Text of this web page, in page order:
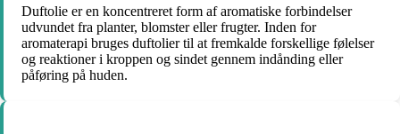
Duftolie er en koncentreret form af aromatiske forbindelser
udvundet fra planter, blomster eller frugter. Inden for
aromaterapi bruges duftolier til at fremkalde forskellige følelser
og reaktioner i kroppen og sindet gennem indånding eller
påføring på huden.